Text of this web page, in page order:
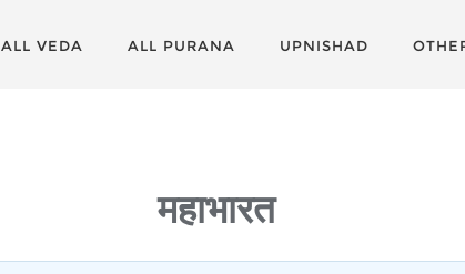
ALL VEDA ALL PURANA UPNISHAD
महाभारत